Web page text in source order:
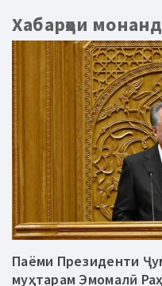
Хабарҳои монанд
Паёми Президенти
муҳтарам Эмомалӣ